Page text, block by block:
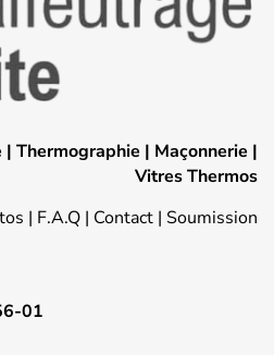
| Thermographie | Maçonnerie |
Vitres Thermos
| F.A.Q | Contact | Soumission
01